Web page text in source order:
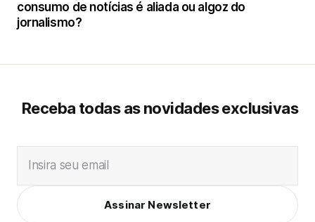
consumo de notícias é aliada ou algoz do
jornalismo?
Receba todas as novidades exclusivas
Insira seu email
Assinar Newsletter